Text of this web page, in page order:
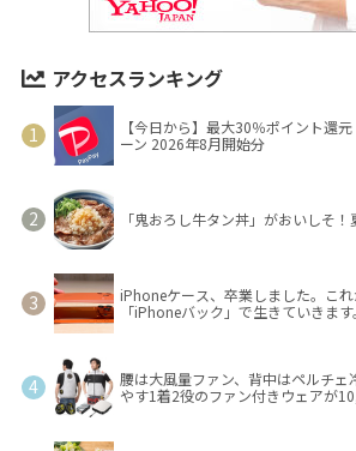
アクセスランキング
【今日から】最大30％ポイント還
ーン 2026年8月開始分
「鬼おろし牛タン丼」がおいしそ
iPhoneケース、卒業しました。こ
「iPhoneバック」で生きていきます。
腰は大風量ファン、背中はペルチ
やす1着2役のファン付きウェアが